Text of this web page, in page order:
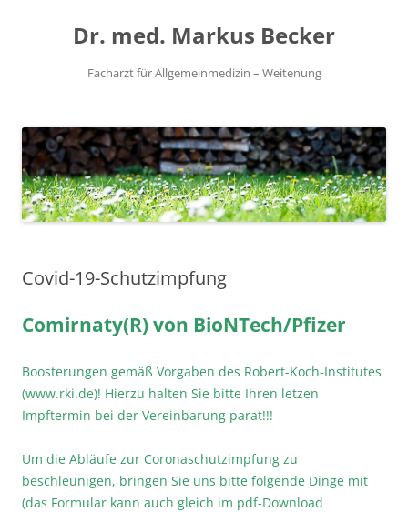
springenDr. med. Markus Becker
Facharzt für Allgemeinmedizin – Weitenung
Covid-19-Schutzimpfung
Comirnaty(R) von BioNTech/Pfizer
Boosterungen gemäß Vorgaben des Robert-Koch-Institutes
(www.rki.de)! Hierzu halten Sie bitte Ihren letzen
Impftermin bei der Vereinbarung parat!!!
Um die Abläufe zur Coronaschutzimpfung zu
beschleunigen, bringen Sie uns bitte folgende Dinge mit
(das Formular kann auch gleich im pdf-Download